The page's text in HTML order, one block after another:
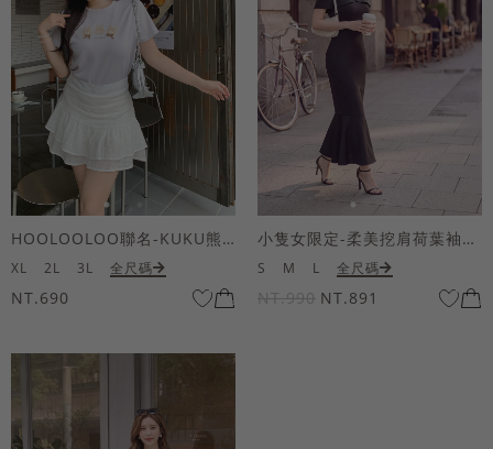
HOOLOOLOO聯名-KUKU熊蝴蝶結短袖上衣
XL 2L 3L 全尺碼
NT.690
小隻女限定-柔美挖肩荷葉袖魚尾長洋裝
S M L 全尺碼
NT.990 NT.891